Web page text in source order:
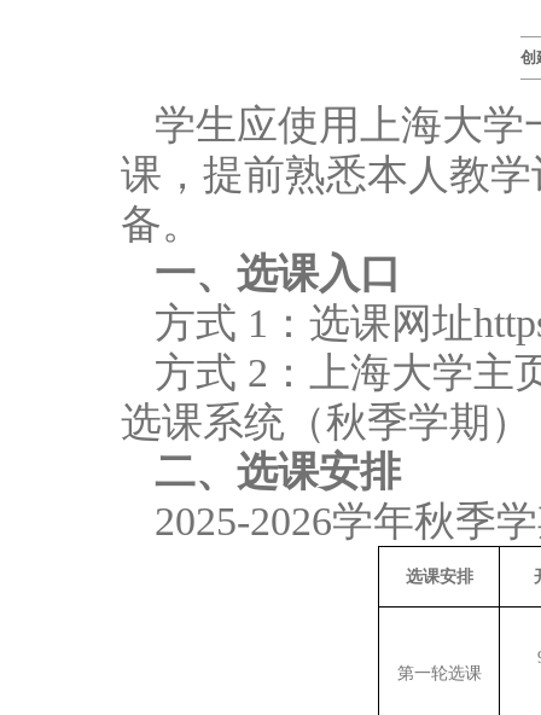
创
学生应使用上海大
课，提前熟悉本人教
备。
一、选课入口
方式 1：选课网址
方式 2：上海大学
选课系统（秋季学期）
二、选课安排
2025-2026学年秋季
选课安排
第一轮选课